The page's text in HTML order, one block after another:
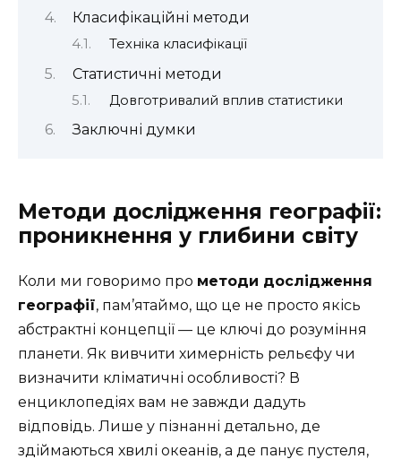
Класифікаційні методи
Техніка класифікації
Статистичні методи
Довготривалий вплив статистики
Заключні думки
Методи дослідження географії:
проникнення у глибини світу
Коли ми говоримо про методи дослідження
географії, пам’ятаймо, що це не просто якісь
абстрактні концепції — це ключі до розуміння
планети. Як вивчити химерність рельєфу чи
визначити кліматичні особливості? В
енциклопедіях вам не завжди дадуть
відповідь. Лише у пізнанні детально, де
здіймаються хвилі океанів, а де панує пустеля,